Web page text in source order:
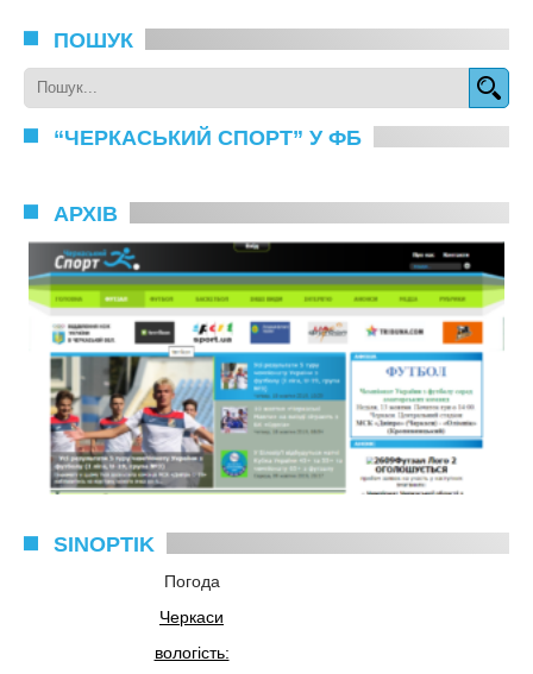
ПОШУК
“ЧЕРКАСЬКИЙ СПОРТ” У ФБ
АРХІВ
SINOPTIK
Погода
Черкаси
вологість: